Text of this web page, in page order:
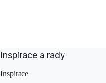
Inspirace a rady
Inspirace